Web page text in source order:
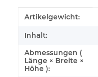
Produkteigenschaft
Wert
Artikelgewicht:
Inhalt:
Abmessungen (
Länge × Breite ×
Höhe ):